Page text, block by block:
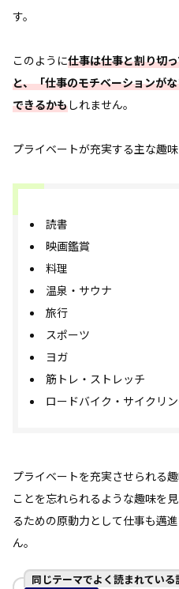
す。
このように仕事は仕事と割り切
と、「仕事のモチベーションが
できるかもしれません。
プライベートが充実する主な趣味
読書
映画鑑賞
料理
温泉・サウナ
旅行
スポーツ
ヨガ
筋トレ・ストレッチ
ロードバイク・サイクリ
プライベートを充実させられる
ことを忘れられるような趣味を
るための原動力として仕事も邁
ん。
同じテーマでよく読まれている